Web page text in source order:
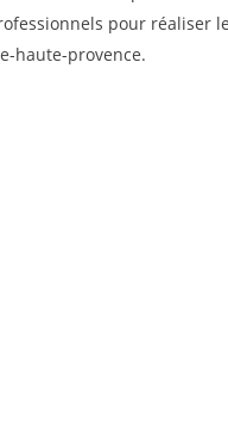
pour réaliser
haute-provence.